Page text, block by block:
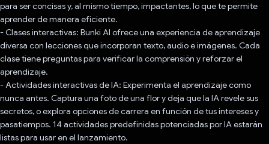
para ser concisas y, al mismo tiempo, impactantes, lo que te permite
aprender de manera eficiente.
- Clases interactivas: Bunki AI ofrece una experiencia de aprendizaje
diversa con lecciones que incorporan texto, audio e imágenes. Cada
clase tiene preguntas para verificar la comprensión y reforzar el
aprendizaje.
- Actividades interactivas de IA: Experimenta el aprendizaje como
nunca antes. Captura una foto de una flor y deja que la IA revele sus
secretos, o explora opciones de carrera en función de tus intereses y
pasatiempos. 14 actividades predefinidas potenciadas por IA estarán
listas para usar en el lanzamiento.